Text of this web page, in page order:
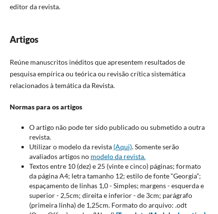
editor da revista.
Artigos
Reúne manuscritos inéditos que apresentem resultados de
pesquisa empírica ou teórica ou revisão crítica sistemática
relacionados à temática da Revista.
Normas para os artigos
O artigo não pode ter sido publicado ou submetido a outra
revista.
Utilizar o modelo da revista (Aqui). Somente serão
avaliados artigos no modelo da revista.
Textos entre 10 (dez) e 25 (vinte e cinco) páginas; formato
da página A4; letra tamanho 12; estilo de fonte “Georgia”;
espaçamento de linhas 1,0 - Simples; margens - esquerda e
superior - 2,5cm; direita e inferior - de 3cm; parágrafo
(primeira linha) de 1,25cm. Formato do arquivo: .odt